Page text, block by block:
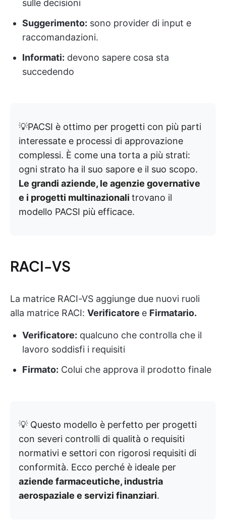
sulle decisioni
Suggerimento: sono provider di input e
raccomandazioni.
Informati: devono sapere cosa sta
succedendo
💡PACSI è ottimo per progetti con più parti
interessate e processi di approvazione
complessi. È come una torta a più strati:
ogni strato ha il suo sapore e il suo scopo.
Le grandi aziende, le agenzie governative
e i progetti multinazionali trovano il
modello PACSI più efficace.
RACI-VS
La matrice RACI-VS aggiunge due nuovi ruoli
alla matrice RACI: Verificatore e Firmatario.
Verificatore: qualcuno che controlla che il
lavoro soddisfi i requisiti
Firmato: Colui che approva il prodotto finale
💡 Questo modello è perfetto per progetti
con severi controlli di qualità o requisiti
normativi e settori con rigorosi requisiti di
conformità. Ecco perché è ideale per
aziende farmaceutiche, industria
aerospaziale e servizi finanziari.